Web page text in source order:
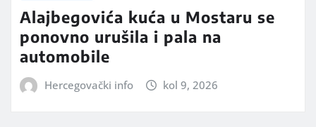
Alajbegovića kuća u Mostaru se
ponovno urušila i pala na
automobile
Hercegovački info kol 9, 2026